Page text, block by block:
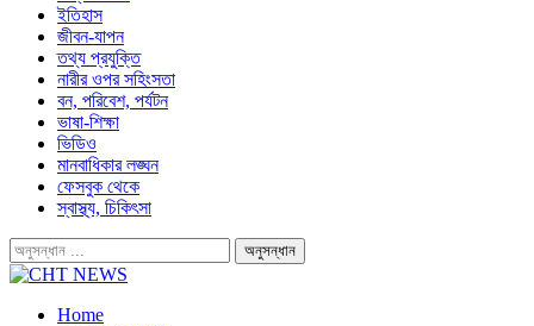
ইতিহাস
জীবন-যাপন
তথ্য প্রযুক্তি
নারীর ওপর সহিংসতা
বন, পরিবেশ, পর্যটন
ভাষা-শিক্ষা
ভিডিও
মানবাধিকার লঙ্ঘন
ফেসবুক থেকে
স্বাস্থ্য, চিকিৎসা
Home